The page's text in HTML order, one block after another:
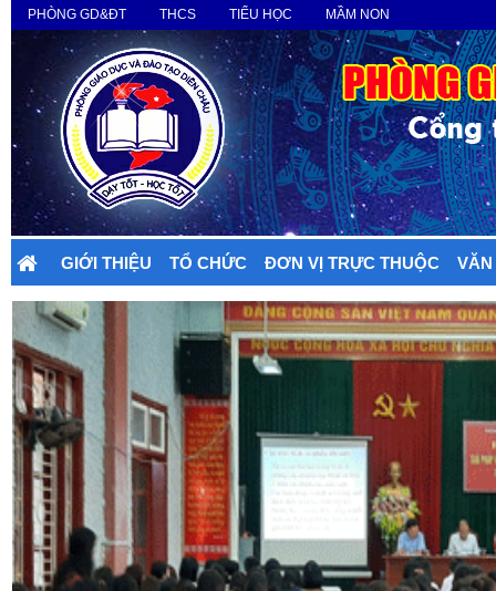
PHÒNG GD&ĐT THCS TIỂU HỌC MẦM NON
GIỚI THIỆU TỔ CHỨC ĐƠN VỊ TRỰC THUỘC